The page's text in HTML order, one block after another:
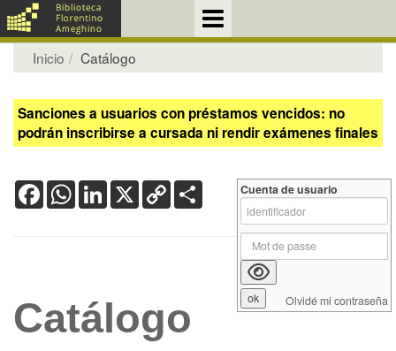
Inicio Catálogo
Sanciones a usuarios con préstamos vencidos: no
podrán inscribirse a cursada ni rendir exámenes finales
FacebookWhatsApp
LinkedIn
X Copy
Link
Catálogo
Cuenta de usuario
Olvidé mi contraseña